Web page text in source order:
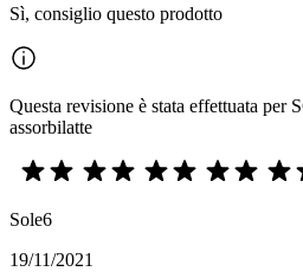
Sì, consiglio questo prodotto
Questa revisione è stata effettuata per
assorbilatte
Sole6
19/11/2021